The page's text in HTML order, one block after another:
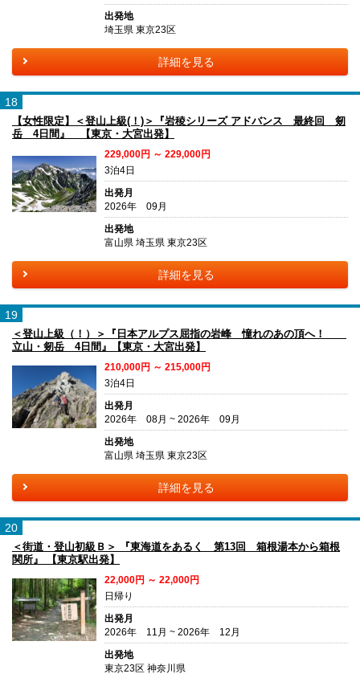
出発地
埼玉県 東京23区
詳細を見る
18
【女性限定】＜登山上級(！)＞『岩稜シリーズ アドバンス 最終回 剱
岳 4日間』 【東京・大宮出発】
229,000円 ～ 229,000円
3泊4日
出発月
2026年 09月
出発地
富山県 埼玉県 東京23区
詳細を見る
19
＜登山上級（！）＞『日本アルプス屈指の岩峰 憧れのあの頂へ！
立山・剱岳 4日間』【東京・大宮出発】
210,000円 ～ 215,000円
3泊4日
出発月
2026年 08月 ~ 2026年 09月
出発地
富山県 埼玉県 東京23区
詳細を見る
20
＜街道・登山初級Ｂ＞ 『東海道をあるく 第13回 箱根湯本から箱根
関所』 【東京駅出発】
22,000円 ～ 22,000円
日帰り
出発月
2026年 11月 ~ 2026年 12月
出発地
東京23区 神奈川県